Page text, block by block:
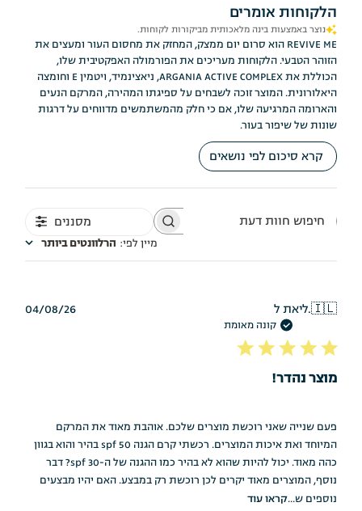
הלקוחות אומרים
נוצר באמצעות בינה מלאכותית מביקורות לקוחות.
REVIVE ME הוא סרום יום ממצק, המחזק את מחסום העור ומעצים את
הזוהר הטבעי. הלקוחות מעריכים את הפורמולה האפקטיבית שלו,
הכוללת את ARGANIA ACTIVE COMPLEX, ניאצינמיד, ויטמין E וחומצה
היאלורונית. המוצר זוכה לשבחים על ספיגתו המהירה, המרקם הנעים
והארומה המרגיעה שלו, אם כי חלק מהמשתמשים מדווחים על דרגות
שונות של שיפור בעור.
קרא סיכום לפי נושאים
חיפוש
מסננים
מיין לפי: הרלוונטים ביותר
🇮🇱ליאת ל.
קונה מאומת
מוצר נהדר!
פעם שנייה שאני רוכשת מוצרים שלכם. אוהבת מאוד את המרקם
המיוחד ואת איכות המוצרים. רכשתי קרם הגנה 50 spf בהיר והוא בגוון
כהה מאוד. יכול להיות שהוא לא בהיר כמו ההגנה של ה-30 spf? דבר
נוסף, המוצרים מאוד יקרים לכן רוכשת רק במבצע. האם יהיו מבצעים
נוספים ש...קראו עוד
תאריך
04/08/26